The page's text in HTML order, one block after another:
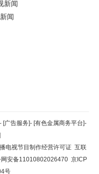
新闻
闻
- [广告服务]- [有色金属商务平台]-
电视节目制作经营许可证 互联
网安备11010802026470 京ICP
号